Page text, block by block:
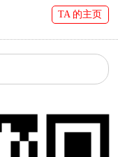
TA 的主页